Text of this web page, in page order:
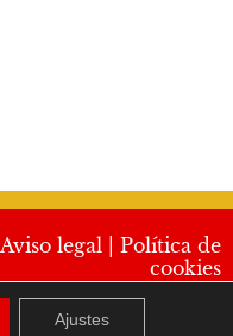
Aviso legal
Política de
cookies
Ajustes